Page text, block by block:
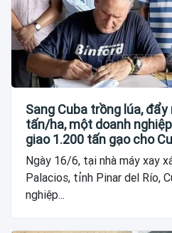
Sang Cuba trồng lúa,
tấn/ha, một doanh
giao 1.200 tấn gạo cho
Ngày 16/6, tại nhà máy xay
Palacios, tỉnh Pinar del Río,
nghiệp...